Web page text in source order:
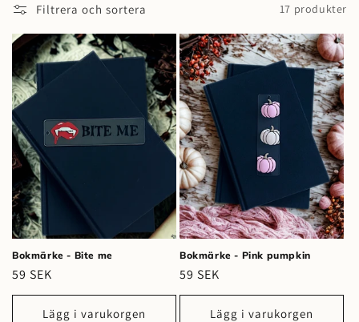
d
u
k
t
s
e
r
i
e
:
Filtrera och sortera 17 produkter
Bokmärke - Bite me
Ordinarie
pris
59 SEK
Lägg i varukorgen
Bokmärke - Pink pumpkin
Ordinarie
pris
59 SEK
Lägg i varukorgen